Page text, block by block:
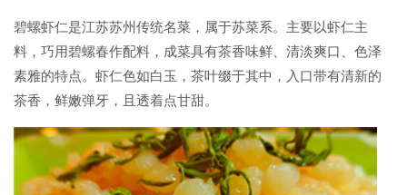
碧螺虾仁是江苏苏州传统名菜，属于苏菜系。主要以虾仁主
料，巧用碧螺春作配料，成菜具有茶香味鲜、清淡爽口、色泽
素雅的特点。虾仁色如白玉，茶叶缀于其中，入口带有清新的
茶香，鲜嫩弹牙，且透着点甘甜。